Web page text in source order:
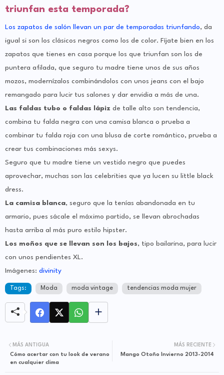
triunfan esta temporada?
Los zapatos de salón llevan un par de temporadas triunfando, da
igual si son los clásicos negros como los de color. Fíjate bien en los
zapatos que tienes en casa porque los que triunfan son los de
puntera afilada, que seguro tu madre tiene unos de sus años
mozos, modernízalos combinándolos con unos jeans con el bajo
remangado para lucir tus salones y dar envidia a más de una.
Las faldas tubo o faldas lápiz de talle alto son tendencia,
combina tu falda negra con una camisa blanca o prueba a
combinar tu falda roja con una blusa de corte romántico, prueba a
crear tus combinaciones más sexys.
Seguro que tu madre tiene un vestido negro que puedes
aprovechar, muchas son las celebrities que ya lucen su little black
dress.
La camisa blanca, seguro que la tenías abandonada en tu
armario, pues sácale el máximo partido, se llevan abrochadas
hasta arriba al más puro estilo hipster.
Los moños que se llevan son los bajos, tipo bailarina, para lucir
con unos pendientes XL.
Imágenes: divinity
Tags: Moda moda vintage tendencias moda mujer
MÁS RECIENTE
Mango Otoño Invierno 2013-2014
MÁS ANTIGUA
Cómo acertar con tu look de verano
en cualquier clima